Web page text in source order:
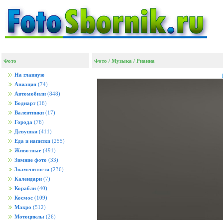
Фото
На главную
Авиация (74)
Автомобили (848)
Бодиарт (16)
Валентинки (17)
Города (76)
Девушки (411)
Еда и напитки (255)
Животные (491)
Зимние фото (33)
Знаменитости (236)
Календари (7)
Корабли (40)
Космос (109)
Макро (512)
Мотоциклы (26)
Фото / Музыка / Рианна